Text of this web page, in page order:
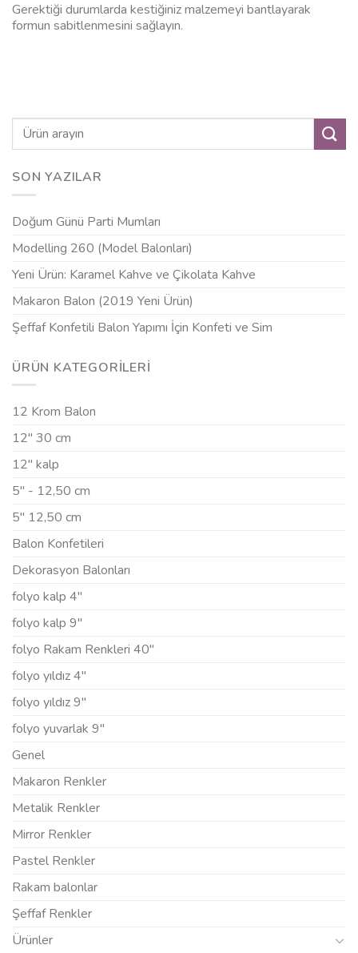
Gerektiği durumlarda kestiğiniz malzemeyi bantlayarak
formun sabitlenmesini sağlayın.
SON YAZILAR
Doğum Günü Parti Mumları
Modelling 260 (Model Balonları)
Yeni Ürün: Karamel Kahve ve Çikolata Kahve
Makaron Balon (2019 Yeni Ürün)
Şeffaf Konfetili Balon Yapımı İçin Konfeti ve Sim
ÜRÜN KATEGORILERI
12 Krom Balon
12" 30 cm
12" kalp
5" - 12,50 cm
5" 12,50 cm
Balon Konfetileri
Dekorasyon Balonları
folyo kalp 4"
folyo kalp 9"
folyo Rakam Renkleri 40"
folyo yıldız 4"
folyo yıldız 9"
folyo yuvarlak 9"
Genel
Makaron Renkler
Metalik Renkler
Mirror Renkler
Pastel Renkler
Rakam balonlar
Şeffaf Renkler
Ürünler